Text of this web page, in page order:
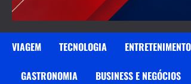
VIAGEM TECNOLOGIA ENTRETENIMENTO
GASTRONOMIA BUSINESS E NEGÓCIOS